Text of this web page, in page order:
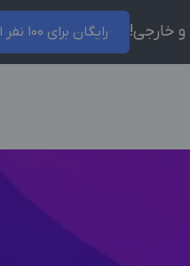
رایگان برای 100 نفر اول